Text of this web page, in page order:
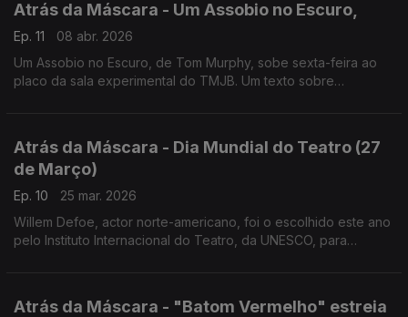
Atrás da Máscara - Um Assobio no Escuro,
Ep. 11
08 abr. 2026
Um Assobio no Escuro, de Tom Murphy, sobe sexta-feira ao
placo da sala experimental do TMJB. Um texto sobre
Atrás da Máscara - Dia Mundial do Teatro (27
de Março)
Ep. 10
25 mar. 2026
Willem Defoe, actor norte-americano, foi o escolhido este ano
pelo Instituto Internacional do Teatro, da UNESCO, para
Atrás da Máscara - "Batom Vermelho" estreia